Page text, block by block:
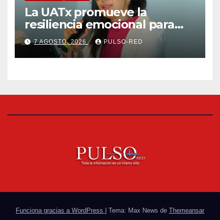
La UATx promueve la
resiliencia emocional para
fortalecer salud y bienestar
de estudiantes y docentes
7 AGOSTO, 2026 PULSO-RED
Funciona gracias a WordPress | Tema: Max News de Themeansar